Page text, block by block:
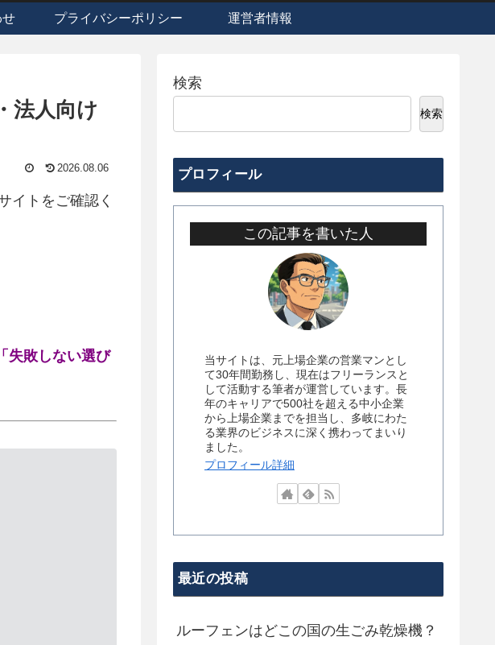
せ プライバシーポリシー 運営者情報
法人向け
2026.08.06
イトをご確認く
「失敗しない選び
検索
検索
プロフィール
この記事を書いた人
当サイトは、元上場企業の営業マンとし
て30年間勤務し、現在はフリーランスと
して活動する筆者が運営しています。長
年のキャリアで500社を超える中小企業
から上場企業までを担当し、多岐にわた
る業界のビジネスに深く携わってまいり
ました。
プロフィール詳細
最近の投稿
ルーフェンはどこの国の生ごみ乾燥機？